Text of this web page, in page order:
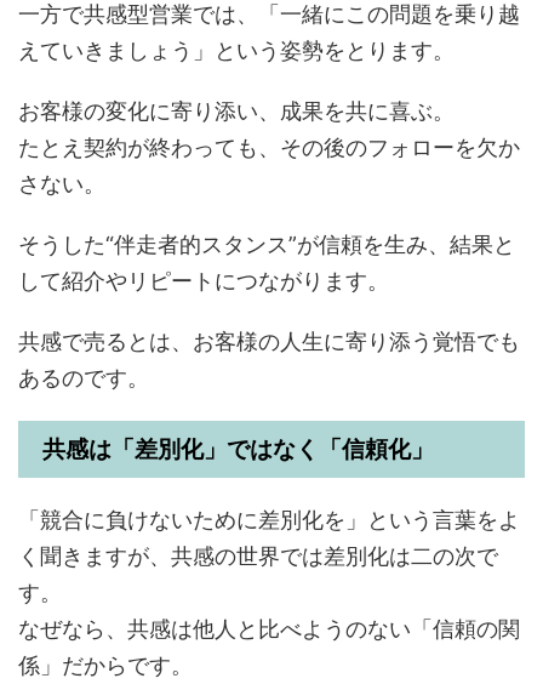
一方で共感型営業では、「一緒にこの問題を乗り越
えていきましょう」という姿勢をとります。
お客様の変化に寄り添い、成果を共に喜ぶ。
たとえ契約が終わっても、その後のフォローを欠か
さない。
そうした“伴走者的スタンス”が信頼を生み、結果と
して紹介やリピートにつながります。
共感で売るとは、お客様の人生に寄り添う覚悟でも
あるのです。
共感は「差別化」ではなく「信頼化」
「競合に負けないために差別化を」という言葉をよ
く聞きますが、共感の世界では差別化は二の次で
す。
なぜなら、共感は他人と比べようのない「信頼の関
係」だからです。